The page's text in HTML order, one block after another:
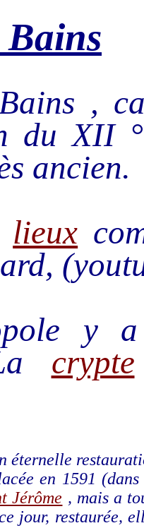
Bains
,
du XII
ancien.
lieux
y
crypte
éternelle
en 1591
Jérôme , mais a
jour, restaurée,